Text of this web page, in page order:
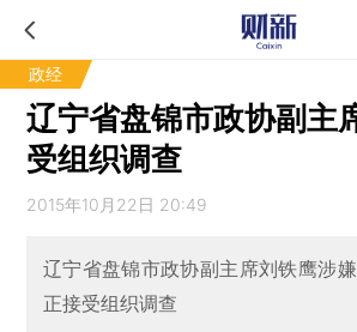
政经
辽宁省盘锦市政协副主
受组织调查
2015年10月22日 20:49
辽宁省盘锦市政协副主席刘铁鹰涉
正接受组织调查